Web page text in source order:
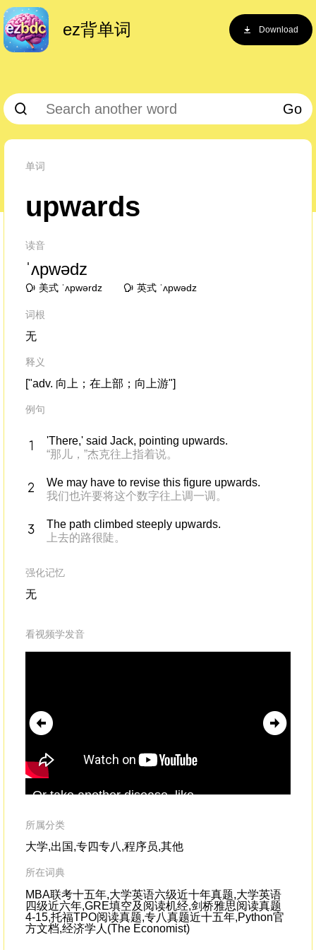
ez背单词 Download
Go
单词
upwards
读音
ˈʌpwədz
美式 ˈʌpwərdz 英式 ˈʌpwədz
词根
无
释义
["adv. 向上；在上部；向上游"]
例句
'There,' said Jack, pointing upwards.
“那儿，”杰克往上指着说。
We may have to revise this figure upwards.
我们也许要将这个数字往上调一调。
The path climbed steeply upwards.
上去的路很陡。
强化记忆
无
看视频学发音
Or take another disease, like
the 1960s and 1970s, we've tried, again,
desperately
所属分类
大学,出国,专四专八,程序员,其他
所在词典
MBA联考十五年,大学英语六级近十年真题,大学英语
四级近六年,GRE填空及阅读机经,剑桥雅思阅读真题
4-15,托福TPO阅读真题,专八真题近十五年,Python官
方文档,经济学人(The Economist)